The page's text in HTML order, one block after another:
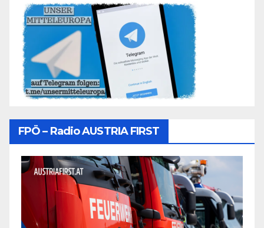
FPÖ – Radio AUSTRIA FIRST